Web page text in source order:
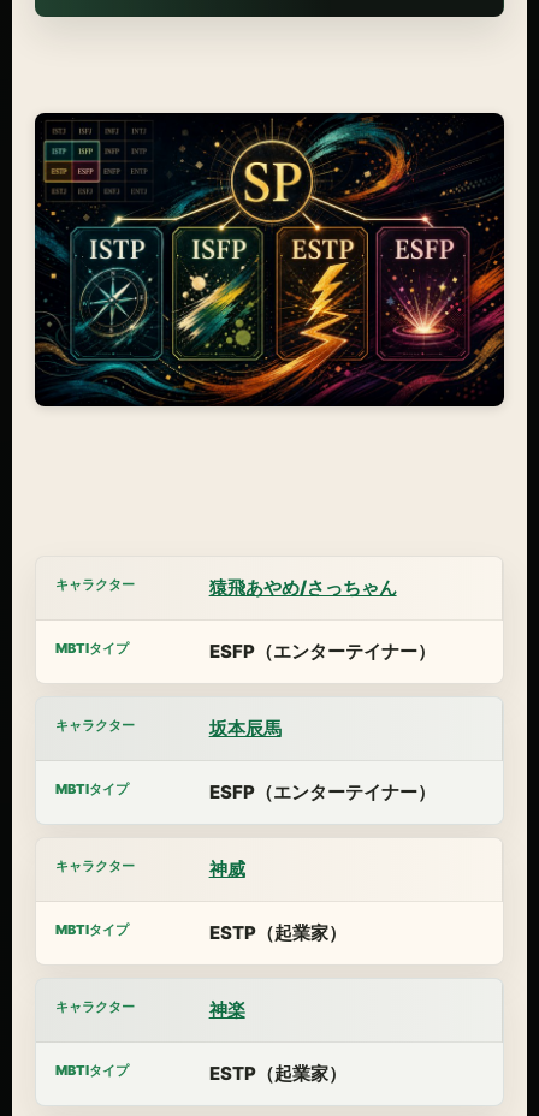
猿飛あやめ/さっちゃん
ESFP（エンターテイナー）
坂本辰馬
ESFP（エンターテイナー）
神威
ESTP（起業家）
神楽
ESTP（起業家）